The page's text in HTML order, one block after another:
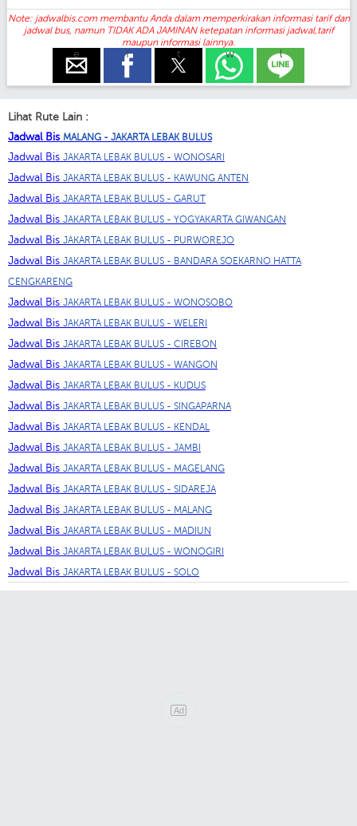
Note: jadwalbis.com membantu Anda dalam memperkirakan informasi tarif dan
jadwal bus, namun TIDAK ADA JAMINAN ketepatan informasi jadwal,tarif
maupun informasi lainnya.
e f t w l
Lihat Rute Lain :
Jadwal Bis MALANG - JAKARTA LEBAK BULUS
Jadwal Bis JAKARTA LEBAK BULUS - WONOSARI
Jadwal Bis JAKARTA LEBAK BULUS - KAWUNG ANTEN
Jadwal Bis JAKARTA LEBAK BULUS - GARUT
Jadwal Bis JAKARTA LEBAK BULUS - YOGYAKARTA GIWANGAN
Jadwal Bis JAKARTA LEBAK BULUS - PURWOREJO
Jadwal Bis JAKARTA LEBAK BULUS - BANDARA SOEKARNO HATTA
CENGKARENG
Jadwal Bis JAKARTA LEBAK BULUS - WONOSOBO
Jadwal Bis JAKARTA LEBAK BULUS - WELERI
Jadwal Bis JAKARTA LEBAK BULUS - CIREBON
Jadwal Bis JAKARTA LEBAK BULUS - WANGON
Jadwal Bis JAKARTA LEBAK BULUS - KUDUS
Jadwal Bis JAKARTA LEBAK BULUS - SINGAPARNA
Jadwal Bis JAKARTA LEBAK BULUS - KENDAL
Jadwal Bis JAKARTA LEBAK BULUS - JAMBI
Jadwal Bis JAKARTA LEBAK BULUS - MAGELANG
Jadwal Bis JAKARTA LEBAK BULUS - SIDAREJA
Jadwal Bis JAKARTA LEBAK BULUS - MALANG
Jadwal Bis JAKARTA LEBAK BULUS - MADIUN
Jadwal Bis JAKARTA LEBAK BULUS - WONOGIRI
Jadwal Bis JAKARTA LEBAK BULUS - SOLO